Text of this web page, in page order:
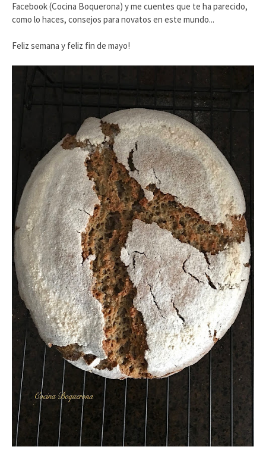
Facebook (Cocina Boquerona) y me cuentes que te ha parecido,
como lo haces, consejos para novatos en este mundo...
Feliz semana y feliz fin de mayo!